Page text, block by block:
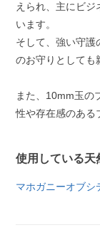
えられ、主にビジ
います。
そして、強い守護
のお守りとしても
また、10mm玉の
性や存在感のある
使用している天
マホガニーオブシ